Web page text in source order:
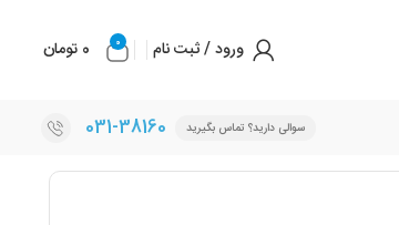
ورود / ثبت نام 0
0 تومان
سوالی دارید؟ تماس بگیرید 031-38160